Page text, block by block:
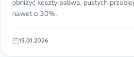
obniżyć koszty paliwa, pustych
nawet o 30%.
13.01.2026